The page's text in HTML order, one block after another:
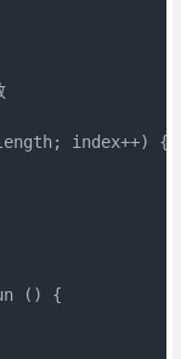
index++) {
() {